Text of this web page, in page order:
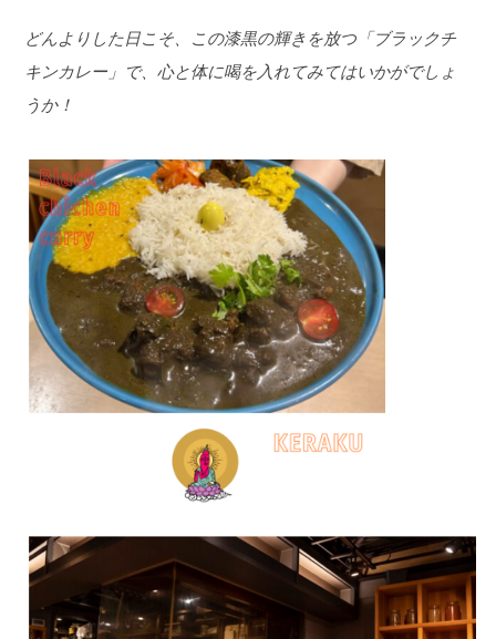
どんよりした日こそ、この漆黒の輝きを放つ「ブラックチ
キンカレー」で、心と体に喝を入れてみてはいかがでしょ
うか！